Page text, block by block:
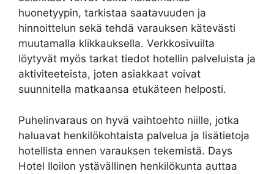
huonetyypin, tarkistaa saatavuuden ja
hinnoittelun sekä tehdä varauksen kätevästi
muutamalla klikkauksella. Verkkosivuilta
löytyvät myös tarkat tiedot hotellin palveluista ja
aktiviteeteista, joten asiakkaat voivat
suunnitella matkaansa etukäteen helposti.
Puhelinvaraus on hyvä vaihtoehto niille, jotka
haluavat henkilökohtaista palvelua ja lisätietoja
hotellista ennen varauksen tekemistä. Days
Hotel Iloilon ystävällinen henkilökunta auttaa